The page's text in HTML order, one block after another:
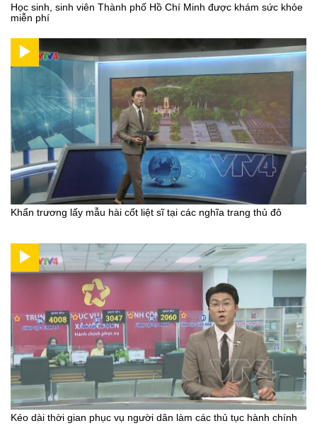
Học sinh, sinh viên Thành phố Hồ Chí Minh được khám sức khỏe
miễn phí
Khẩn trương lấy mẫu hài cốt liệt sĩ tại các nghĩa trang thủ đô
Kéo dài thời gian phục vụ người dân làm các thủ tục hành chính